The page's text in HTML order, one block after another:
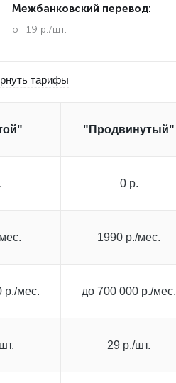
Межбанковский перевод:
от 19 р./шт.
тарифы
"Продвинутый"
0 р.
1990 р./мес.
р./мес. до 700 000 р./мес.
29 р./шт.